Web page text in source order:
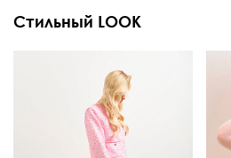
Стильный LOOK